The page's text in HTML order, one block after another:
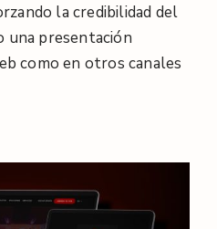
la credibilidad del
una presentación
como en otros canales